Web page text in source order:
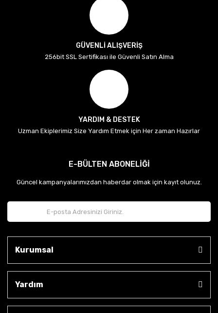
GÜVENLİ ALIŞVERİŞ
256bit SSL Sertifikası ile Güvenli Satın Alma
YARDIM & DESTEK
Uzman Ekiplerimiz Size Yardım Etmek için Her zaman Hazırlar
E-BÜLTEN ABONELİĞİ
Güncel kampanyalarımızdan haberdar olmak için kayıt olunuz.
Kurumsal
Yardım